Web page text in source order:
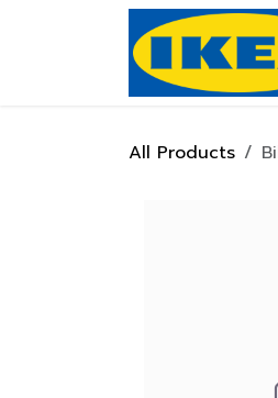
Skip to Content
All Products